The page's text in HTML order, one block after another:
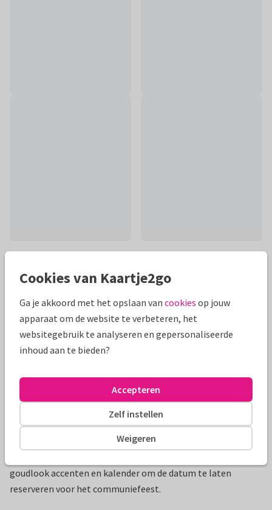
Mooie extra's bij je kaart
goudlook accenten en kalender om de datum te laten
reserveren voor het communiefeest.
Cookies van Kaartje2go
Ga je akkoord met het opslaan van cookies op jouw
apparaat om de website te verbeteren, het
websitegebruik te analyseren en gepersonaliseerde
inhoud aan te bieden?
Weigeren
Zelf instellen
Accepteren